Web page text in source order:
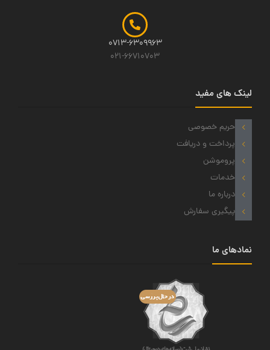
0713-6309963
021-66710703
لینک های مفید
حریم خصوصی
پرداخت و دریافت
پروموشن
خدمات
درباره ما
پیگیری سفارش
نمادهای ما